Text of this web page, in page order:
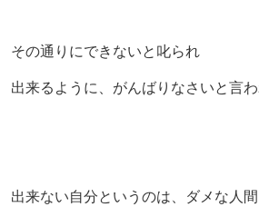
その通りにできないと叱られ
出来るように、がんばりなさいと言わ
出来ない自分というのは、ダメな人間